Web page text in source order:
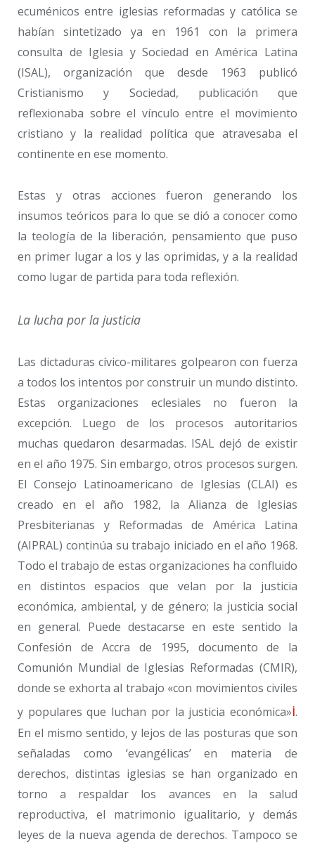
ecuménicos entre iglesias reformadas y católica se
habían sintetizado ya en 1961 con la primera
consulta de Iglesia y Sociedad en América Latina
(ISAL), organización que desde 1963 publicó
Cristianismo y Sociedad, publicación que
reflexionaba sobre el vínculo entre el movimiento
cristiano y la realidad política que atravesaba el
continente en ese momento.
Estas y otras acciones fueron generando los
insumos teóricos para lo que se dió a conocer como
la teología de la liberación, pensamiento que puso
en primer lugar a los y las oprimidas, y a la realidad
como lugar de partida para toda reflexión.
La lucha por la justicia
Las dictaduras cívico-militares golpearon con fuerza
a todos los intentos por construir un mundo distinto.
Estas organizaciones eclesiales no fueron la
excepción. Luego de los procesos autoritarios
muchas quedaron desarmadas. ISAL dejó de existir
en el año 1975. Sin embargo, otros procesos surgen.
El Consejo Latinoamericano de Iglesias (CLAI) es
creado en el año 1982, la Alianza de Iglesias
Presbiterianas y Reformadas de América Latina
(AIPRAL) continúa su trabajo iniciado en el año 1968.
Todo el trabajo de estas organizaciones ha confluido
en distintos espacios que velan por la justicia
económica, ambiental, y de género; la justicia social
en general. Puede destacarse en este sentido la
Confesión de Accra de 1995, documento de la
Comunión Mundial de Iglesias Reformadas (CMIR),
donde se exhorta al trabajo «con movimientos civiles
y populares que luchan por la justicia económica»i.
En el mismo sentido, y lejos de las posturas que son
señaladas como ‘evangélicas’ en materia de
derechos, distintas iglesias se han organizado en
torno a respaldar los avances en la salud
reproductiva, el matrimonio igualitario, y demás
leyes de la nueva agenda de derechos. Tampoco se